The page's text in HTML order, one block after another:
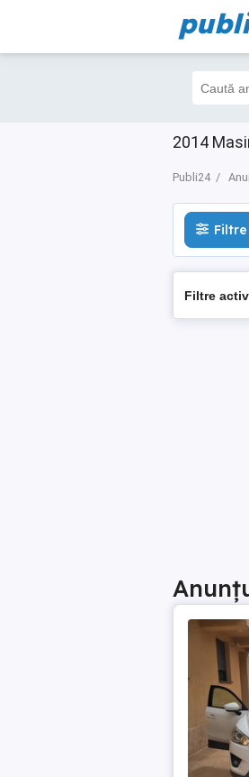
publi
2014
Publi24
Filtre
Filtre
Filtre